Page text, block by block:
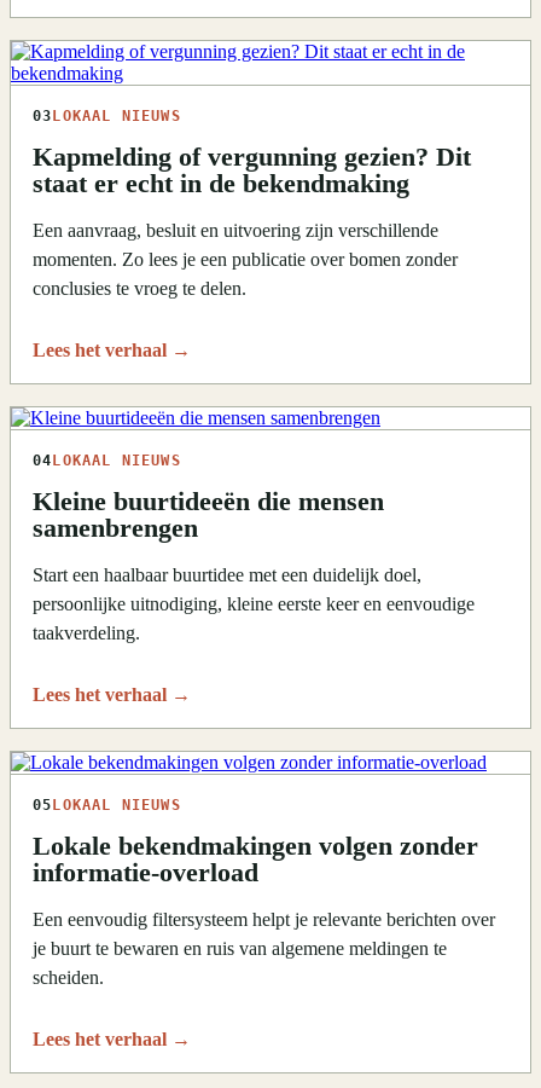
03 LOKAAL NIEUWS
Kapmelding of vergunning gezien? Dit
staat er echt in de bekendmaking
Een aanvraag, besluit en uitvoering zijn verschillende
momenten. Zo lees je een publicatie over bomen zonder
conclusies te vroeg te delen.
Lees het verhaal →
04 LOKAAL NIEUWS
Kleine buurtideeën die mensen
samenbrengen
Start een haalbaar buurtidee met een duidelijk doel,
persoonlijke uitnodiging, kleine eerste keer en eenvoudige
taakverdeling.
Lees het verhaal →
05 LOKAAL NIEUWS
Lokale bekendmakingen volgen zonder
informatie-overload
Een eenvoudig filtersysteem helpt je relevante berichten over
je buurt te bewaren en ruis van algemene meldingen te
scheiden.
Lees het verhaal →